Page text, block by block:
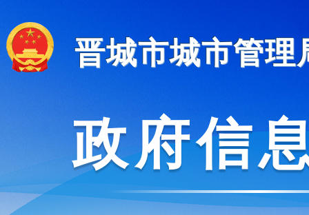
晋城市城市管理
政府信